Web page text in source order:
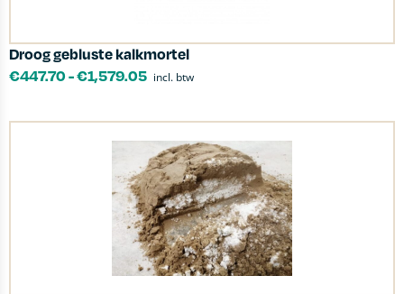
Droog gebluste kalkmortel
€447.70-€1,579.05 incl. btw